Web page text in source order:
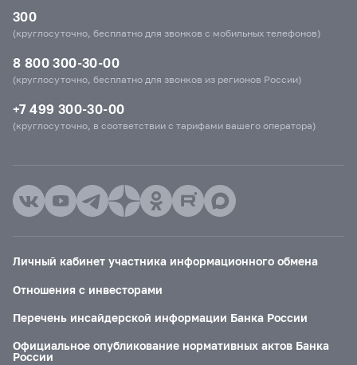
300
(круглосуточно, бесплатно для звонков с мобильных телефонов)
8 800 300-30-00
(круглосуточно, бесплатно для звонков из регионов России)
+7 499 300-30-00
(круглосуточно, в соответствии с тарифами вашего оператора)
Личный кабинет участника информационного обмена
Отношения с инвесторами
Перечень инсайдерской информации Банка России
Официальное опубликование нормативных актов Банка
России